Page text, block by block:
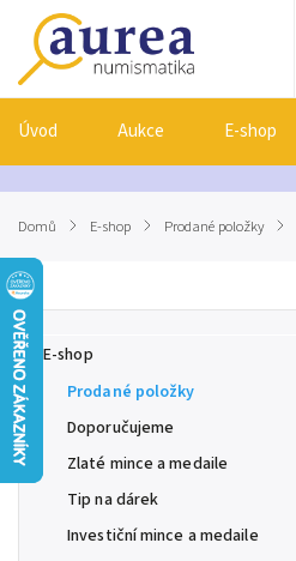
Úvod Aukce E-shop
Domů / E-shop / Prodané položky /
E-shop
Prodané položky
Doporučujeme
Zlaté mince a medaile
Tip na dárek
Investiční mince a medaile